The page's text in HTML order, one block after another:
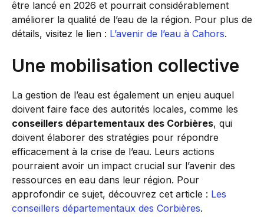
être lancé en 2026 et pourrait considérablement
améliorer la qualité de l’eau de la région. Pour plus de
détails, visitez le lien : L’avenir de l’eau à Cahors.
Une mobilisation collective
La gestion de l’eau est également un enjeu auquel
doivent faire face des autorités locales, comme les
conseillers départementaux des Corbières, qui
doivent élaborer des stratégies pour répondre
efficacement à la crise de l’eau. Leurs actions
pourraient avoir un impact crucial sur l’avenir des
ressources en eau dans leur région. Pour
approfondir ce sujet, découvrez cet article : Les
conseillers départementaux des Corbières.